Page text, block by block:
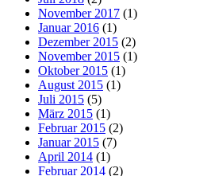
November 2017 (1)
Januar 2016 (1)
Dezember 2015 (2)
November 2015 (1)
Oktober 2015 (1)
August 2015 (1)
Juli 2015 (5)
März 2015 (1)
Februar 2015 (2)
Januar 2015 (7)
April 2014 (1)
Februar 2014 (2)